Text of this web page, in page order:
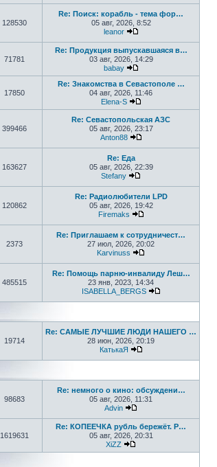
128530
Re: Поиск: корабль - тема фор…
05 авг, 2026, 8:52
leanor
71781
Re: Продукция выпускавшаяся в…
03 авг, 2026, 14:29
babay
Перейти к
17850
Re: Знакомства в Севастополе …
04 авг, 2026, 11:46
Elena-S
Перейти к
399466
Re: Севастопольская АЗС
05 авг, 2026, 23:17
Anton88
163627
Re: Еда
05 авг, 2026, 22:39
Stefany
120862
Re: Радиолюбители LPD
05 авг, 2026, 19:42
Firemaks
2373
Re: Приглашаем к сотрудничест…
27 июл, 2026, 20:02
Karvinuss
485515
Re: Помощь парню-инвалиду Леш…
23 янв, 2023, 14:34
ISABELLA_BERGS
19714
Re: САМЫЕ ЛУЧШИЕ ЛЮДИ НАШЕГО …
28 июн, 2026, 20:19
КатькаЯ
98683
Re: немного о кино: обсуждени…
05 авг, 2026, 11:31
Advin
1619631
Re: КОПЕЕЧКА рубль бережёт. Р…
05 авг, 2026, 20:31
XiZZ
Перейти к